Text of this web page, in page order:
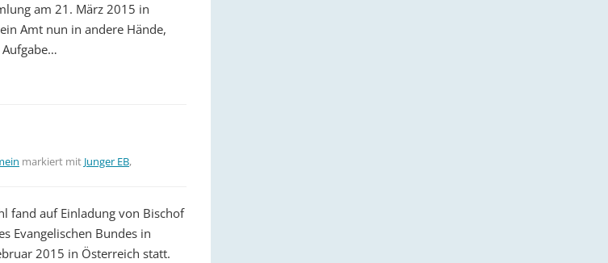
am 21. März 2015 in
Amt nun in andere Hände,
markiert mit Junger EB,
fand auf Einladung von Bischof
Evangelischen Bundes in
2015 in Österreich statt.